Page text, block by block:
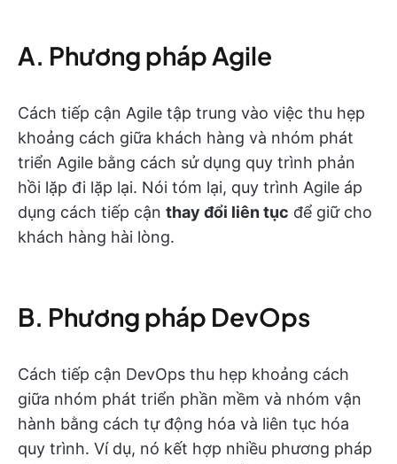
A. Phương pháp Agile
Cách tiếp cận Agile tập trung vào việc thu hẹp
khoảng cách giữa khách hàng và nhóm phát
triển Agile bằng cách sử dụng quy trình phản
hồi lặp đi lặp lại. Nói tóm lại, quy trình Agile áp
dụng cách tiếp cận thay đổi liên tục để giữ cho
khách hàng hài lòng.
B. Phương pháp DevOps
Cách tiếp cận DevOps thu hẹp khoảng cách
giữa nhóm phát triển phần mềm và nhóm vận
hành bằng cách tự động hóa và liên tục hóa
quy trình. Ví dụ, nó kết hợp nhiều phương pháp